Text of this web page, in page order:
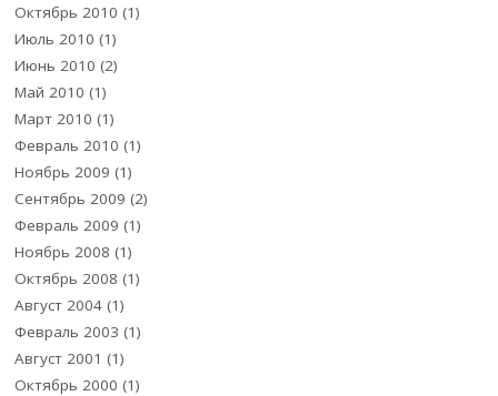
Октябрь 2010 (1)
Июль 2010 (1)
Июнь 2010 (2)
Май 2010 (1)
Март 2010 (1)
Февраль 2010 (1)
Ноябрь 2009 (1)
Сентябрь 2009 (2)
Февраль 2009 (1)
Ноябрь 2008 (1)
Октябрь 2008 (1)
Август 2004 (1)
Февраль 2003 (1)
Август 2001 (1)
Октябрь 2000 (1)